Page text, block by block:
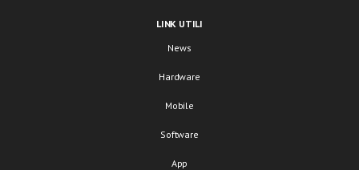
LINK UTILI
News
Hardware
Mobile
Software
App